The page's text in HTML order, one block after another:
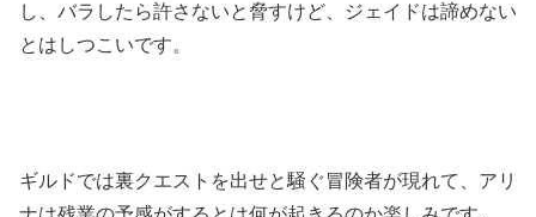
し、バラしたら許さないと脅すけど、ジェイドは諦めない
とはしつこいです。
ギルドでは裏クエストを出せと騒ぐ冒険者が現れて、アリ